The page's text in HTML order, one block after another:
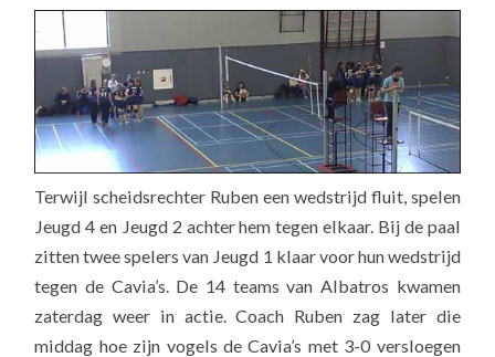
Terwijl scheidsrechter Ruben een wedstrijd fluit, spelen
Jeugd 4 en Jeugd 2 achter hem tegen elkaar. Bij de paal
zitten twee spelers van Jeugd 1 klaar voor hun wedstrijd
tegen de Cavia’s. De 14 teams van Albatros kwamen
zaterdag weer in actie. Coach Ruben zag later die
middag hoe zijn vogels de Cavia’s met 3-0 versloegen